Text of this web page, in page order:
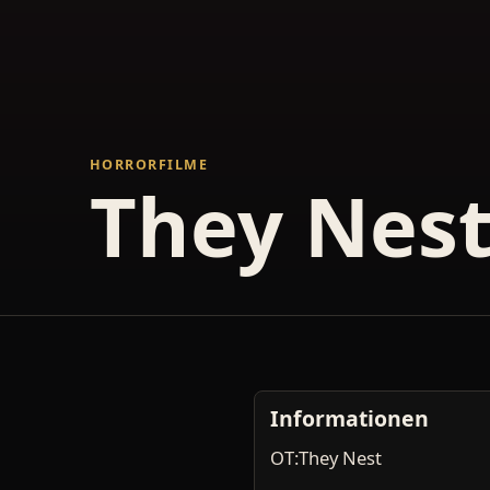
HORRORFILME
They
Informationen
OT:They Nest